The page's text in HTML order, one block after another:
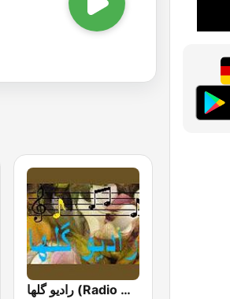
رادیو گلها (Radio Golha)